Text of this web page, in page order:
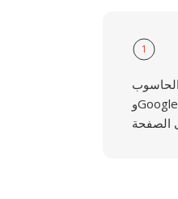
1
وGoogle Drive وDropbox، ورابط URL أو